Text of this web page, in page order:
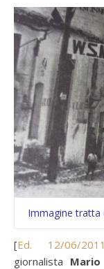
Immagine tratta
[ Ed. 12/06/
giornalista